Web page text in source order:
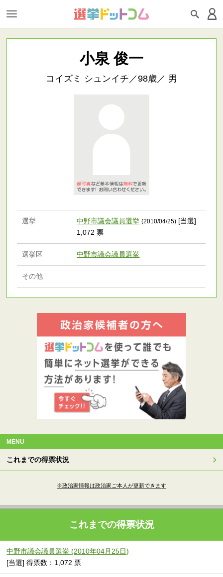
小泉 俊一
コイズミ シュンイチ／98歳／ 男
選挙 中野市議会議員選挙 (2010/04/25) [当選]
1,072 票
選挙区 中野市議会議員選挙
その他
MENU
これまでの得票状況
※政治家情報は政治家ご本人が更新できます
これまでの得票状況
中野市議会議員選挙 (2010年04月25日)
[当選] 得票数：1,072 票